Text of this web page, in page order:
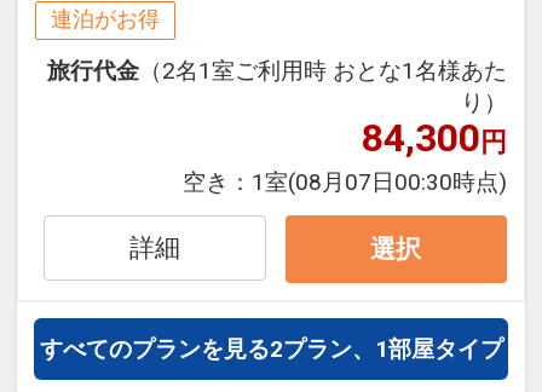
す
１泊目より１泊につきおひとり様５００
※割引適用後のご旅行代金は、カレンダ
ーからお進みいただいた後表示される
さい。
※宿泊期間中すべての日において人数・
連泊がお得
旅行代金 （2名1室ご利用時 おとな1名様あた
り）
84,300円
空き： 1室(08月07日00:30時点)
詳細 選択
すべてのプランを見る2プラン、1部屋タイプ